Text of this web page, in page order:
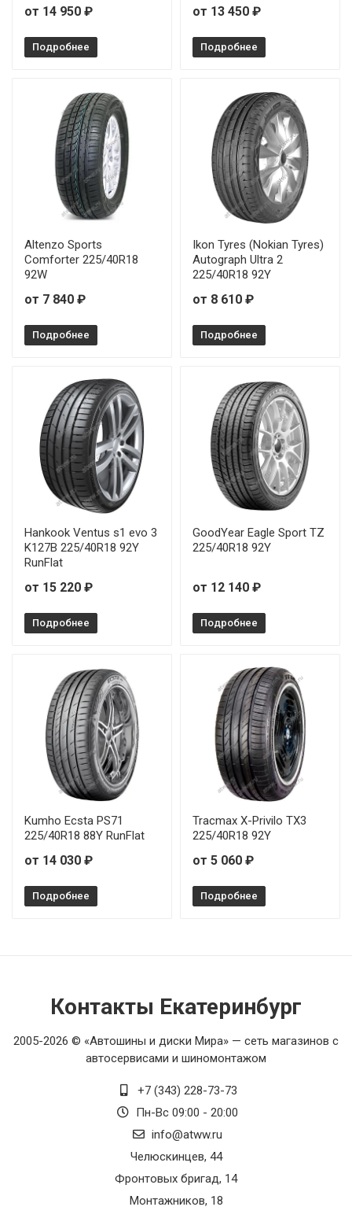
от 14 950 ₽
Подробнее
от 13 450 ₽
Подробнее
Altenzo Sports
Comforter 225/40R18
92W
от 7 840 ₽
Подробнее
Ikon Tyres (Nokian Tyres)
Autograph Ultra 2
225/40R18 92Y
от 8 610 ₽
Подробнее
Hankook Ventus s1 evo 3
K127B 225/40R18 92Y
RunFlat
от 15 220 ₽
Подробнее
GoodYear Eagle Sport TZ
225/40R18 92Y
от 12 140 ₽
Подробнее
Kumho Ecsta PS71
225/40R18 88Y RunFlat
от 14 030 ₽
Подробнее
Tracmax X-Privilo TX3
225/40R18 92Y
от 5 060 ₽
Подробнее
Контакты Екатеринбург
2005-2026 © «Автошины и диски Мира» — сеть магазинов с
автосервисами и шиномонтажом
+7 (343) 228-73-73
Пн-Вс 09:00 - 20:00
info@atww.ru
Челюскинцев, 44
Фронтовых бригад, 14
Монтажников, 18